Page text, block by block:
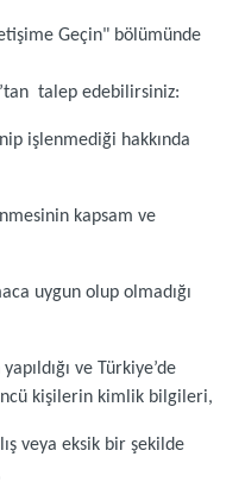
Geçin" bölümünde
talep edebilirsiniz:
işlenmediği hakkında
kapsam ve
uygun olup olmadığı
ve Türkiye’de
kişilerin kimlik bilgileri,
veya eksik bir şekilde